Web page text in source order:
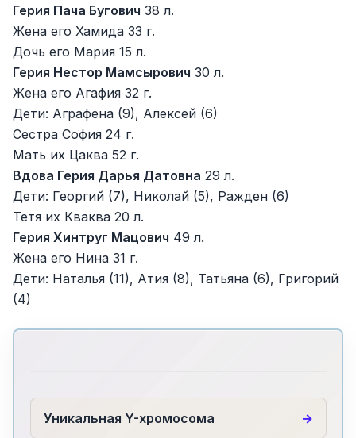
Герия Пача Бугович 38 л.
Жена его Хамида 33 г.
Дочь его Мария 15 л.
Герия Нестор Мамсырович 30 л.
Жена его Агафия 32 г.
Дети: Аграфена (9), Алексей (6)
Сестра София 24 г.
Мать их Цаква 52 г.
Вдова Герия Дарья Датовна 29 л.
Дети: Георгий (7), Николай (5), Ражден (6)
Тетя их Кваква 20 л.
Герия Хинтруг Мацович 49 л.
Жена его Нина 31 г.
Дети: Наталья (11), Атия (8), Татьяна (6), Григорий
(4)
Уникальная Y-хромосома